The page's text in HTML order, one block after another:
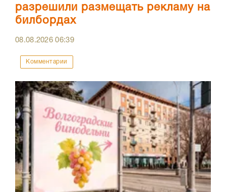
разрешили размещать рекламу на
билбордах
08.08.202606:39
Комментарии